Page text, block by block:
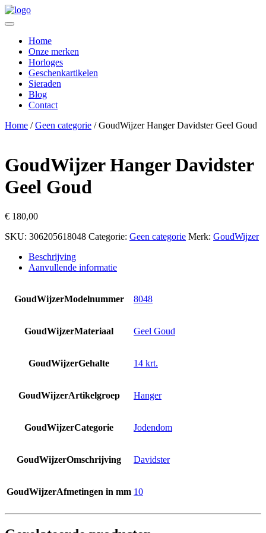
Home
Onze merken
Horloges
Geschenkartikelen
Sieraden
Blog
Contact
Home /Geen categorie / GoudWijzer Hanger Davidster Geel Goud
GoudWijzer Hanger Davidster
Geel Goud
€ 180,00
SKU: 306205618048 Categorie: Geen categorie Merk: GoudWijzer
Beschrijving
Aanvullende informatie
GoudWijzerModelnummer 8048
GoudWijzerMateriaal Geel Goud
GoudWijzerGehalte 14 krt.
GoudWijzerArtikelgroep Hanger
GoudWijzerCategorie Jodendom
GoudWijzerOmschrijving Davidster
GoudWijzerAfmetingen in mm 10